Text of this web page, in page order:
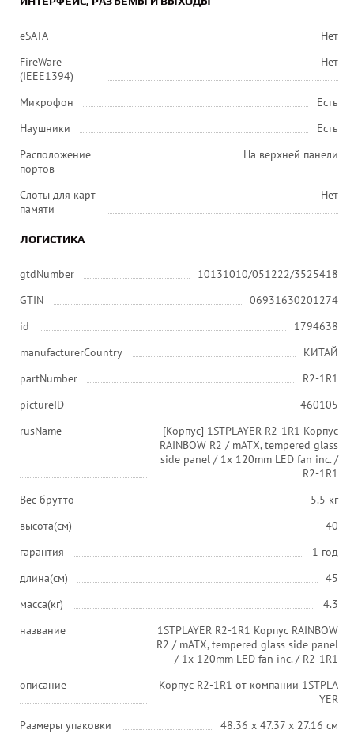
eSATA
Нет
FireWare
(IEEE1394)
Нет
Микрофон
Есть
Наушники
Есть
Расположение
портов
На верхней панели
Слоты для карт
памяти
Нет
ЛОГИСТИКА
gtdNumber
10131010/051222/3525418
GTIN
06931630201274
id
1794638
manufacturerCountry
КИТАЙ
partNumber
R2-1R1
pictureID
460105
rusName
[Корпус] 1STPLAYER R2-1R1 Корпус
RAINBOW R2 / mATX, tempered glass
side panel / 1x 120mm LED fan inc. /
R2-1R1
Вес брутто
5.5 кг
высота(см)
40
гарантия
1 год
длина(см)
45
масса(кг)
4.3
название
1STPLAYER R2-1R1 Корпус RAINBOW
R2 / mATX, tempered glass side panel
/ 1x 120mm LED fan inc. / R2-1R1
описание
Корпус R2-1R1 от компании 1STPLA
YER
Размеры упаковки
48.36 x 47.37 x 27.16 см